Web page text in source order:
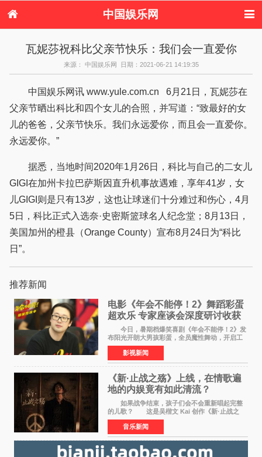
中国娱乐网
港台娱乐
日本娱乐 韩国娱乐
欧美娱乐
音乐新闻 影视新闻
内地明星八卦
港台明星八卦
娱乐评论
瓦妮莎祝科比父亲节快乐：我们会一直爱你
来源： 中国娱乐网 日期：2021-06-21 14:19:35
中国娱乐网讯 www.yule.com.cn 6月21日，瓦妮莎在
父亲节晒出科比和四个女儿的合照，并写道：“致最好的女
儿的爸爸，父亲节快乐。我们永远爱你，而且会一直爱你。
永远爱你。”
据悉，当地时间2020年1月26日，科比与自己的二女儿
GIGI在加州卡拉巴萨斯因直升机事故遇难，享年41岁，女
儿GIGI则是只有13岁，这也让球迷们十分难过和伤心，4月
5日，科比正式入选奈·史密斯篮球名人纪念堂；8月13日，
美国加州的橙县（Orange County）宣布8月24日为“科比
日”。
推荐新闻
电影《年会不能停！2》舞蹈彩蛋
超欢乐 专家座谈会深度研讨收获
满满
今日，暑期档爆笑喜剧《年会不能停！2》发
布阳光开朗大男孩彩蛋，全员魔性舞动，开启工
位狂欢模式。影片于昨日同步举办专家座谈会，
导演董润年、总制片人应萝佳出席现场，与一众
业内、学界专家
影视新闻
《新·止战之殇》上线，在情歌遍
地的内娱竟有如此清流？
如果战争结束，孩子们会不会重新唱起完整
的儿歌？ 这是吴楷文 Kai 创作《新·止战之
殇》时最初的想法。 从伊朗相关冲突引发的
地区局势，到世界各地仍在发生的动荡与不安，
战争从来不只
音乐新闻